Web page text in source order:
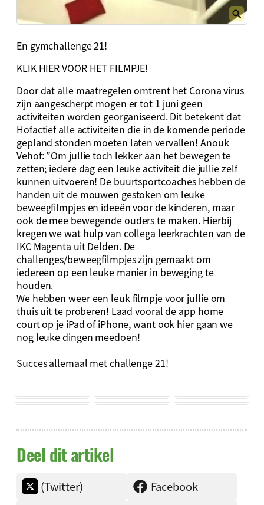
En gymchallenge 21!
KLIK HIER VOOR HET FILMPJE!
Door dat alle maatregelen omtrent het Corona virus
zijn aangescherpt mogen er tot 1 juni geen
activiteiten worden georganiseerd. Dit betekent dat
Hofactief alle activiteiten die in de komende periode
gepland stonden moeten laten vervallen! Anouk
Vehof: ”Om jullie toch lekker aan het bewegen te
zetten; iedere dag een leuke activiteit die jullie zelf
kunnen uitvoeren! De buurtsportcoaches hebben de
handen uit de mouwen gestoken om leuke
beweegfilmpjes en ideeën voor de kinderen, maar
ook de mee bewegende ouders te maken. Hierbij
kregen we wat hulp van collega leerkrachten van de
IKC Magenta uit Delden. De
challenges/beweegfilmpjes zijn gemaakt om
iedereen op een leuke manier in beweging te
houden.
We hebben weer een leuk filmpje voor jullie om
thuis uit te proberen! Laad vooral de app home
court op je iPad of iPhone, want ook hier gaan we
nog leuke dingen meedoen!
Succes allemaal met challenge 21!
Deel dit artikel
(Twitter)
Facebook